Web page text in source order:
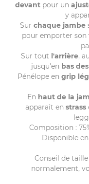
devant pour un
y
Sur chaque jambe
pour emporter son
Sur tout l'arrière,
jusqu'en bas
Pénélope en grip
En haut de la
apparaît en strass
Composition :
Disponible
Conseil de
normalement,